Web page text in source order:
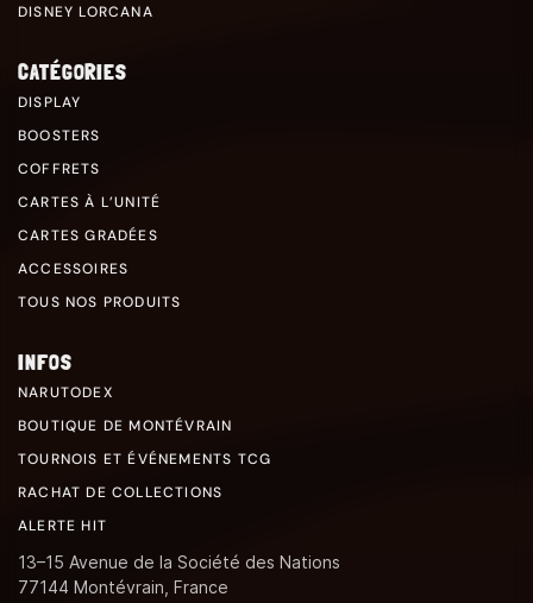
DISNEY LORCANA
CATÉGORIES
DISPLAY
BOOSTERS
COFFRETS
CARTES À L’UNITÉ
CARTES GRADÉES
ACCESSOIRES
TOUS NOS PRODUITS
INFOS
NARUTODEX
BOUTIQUE DE MONTÉVRAIN
TOURNOIS ET ÉVÉNEMENTS TCG
RACHAT DE COLLECTIONS
ALERTE HIT
13–15 Avenue de la Société des Nations
77144 Montévrain, France